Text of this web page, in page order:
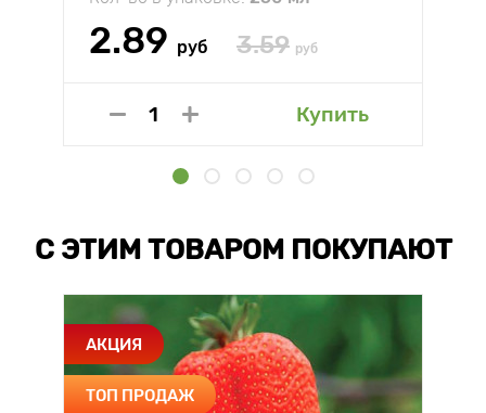
2.89 руб 3.59 руб
Купить
С ЭТИМ ТОВАРОМ ПОКУПАЮТ
АКЦИЯ
ТОП ПРОДАЖ